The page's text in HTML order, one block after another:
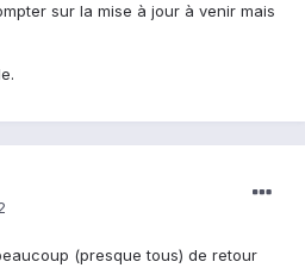
sur la mise à jour à venir mais
(presque tous) de retour